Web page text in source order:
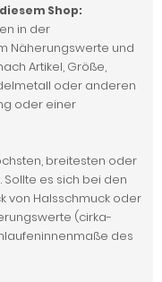
Shop:
in der
Näherungswerte und
Artikel, Größe,
oder anderen
oder einer
breitesten oder
Sollte es sich bei den
von Halsschmuck oder
(cirka-
des